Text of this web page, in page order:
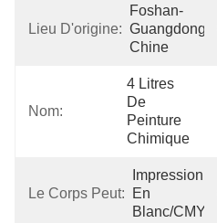
Lieu D'origine:
Foshan-
Guangdong-
Chine
Nom:
4 Litres
De
Peinture
Chimique
Le Corps Peut:
Impression
En
Blanc/CMYK